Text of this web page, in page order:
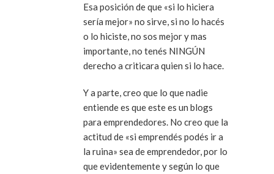
Esa posición de que «si lo hiciera
sería mejor» no sirve, si no lo hacés
o lo hiciste, no sos mejor y mas
importante, no tenés NINGÚN
derecho a criticara quien si lo hace.
Y a parte, creo que lo que nadie
entiende es que este es un blogs
para emprendedores. No creo que la
actitud de «si emprendés podés ir a
la ruina» sea de emprendedor, por lo
que evidentemente y según lo que